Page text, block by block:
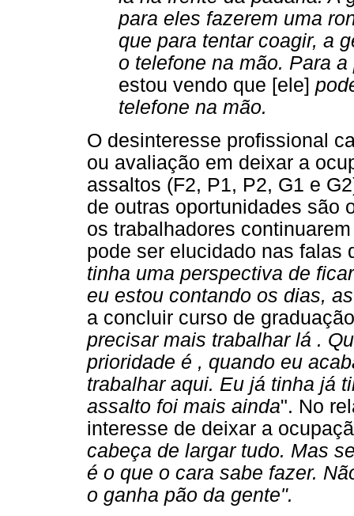
para eles fazerem uma
que para tentar coagir, a
o telefone na mão. Para
estou vendo que [ele]
telefone na mão.
O desinteresse profissional
ou avaliação em deixar a
assaltos (F2, P1, P2, G1 e
de outras oportunidades são
os trabalhadores
pode ser elucidado nas falas
tinha uma perspectiva de
eu estou contando os dias,
a concluir curso de
precisar mais trabalhar lá .
prioridade é , quando eu
trabalhar aqui. Eu já tinha já
assalto foi mais ainda". No
interesse de deixar a
cabeça de largar tudo. Mas
é o que o cara sabe fazer.
o ganha pão da gente".